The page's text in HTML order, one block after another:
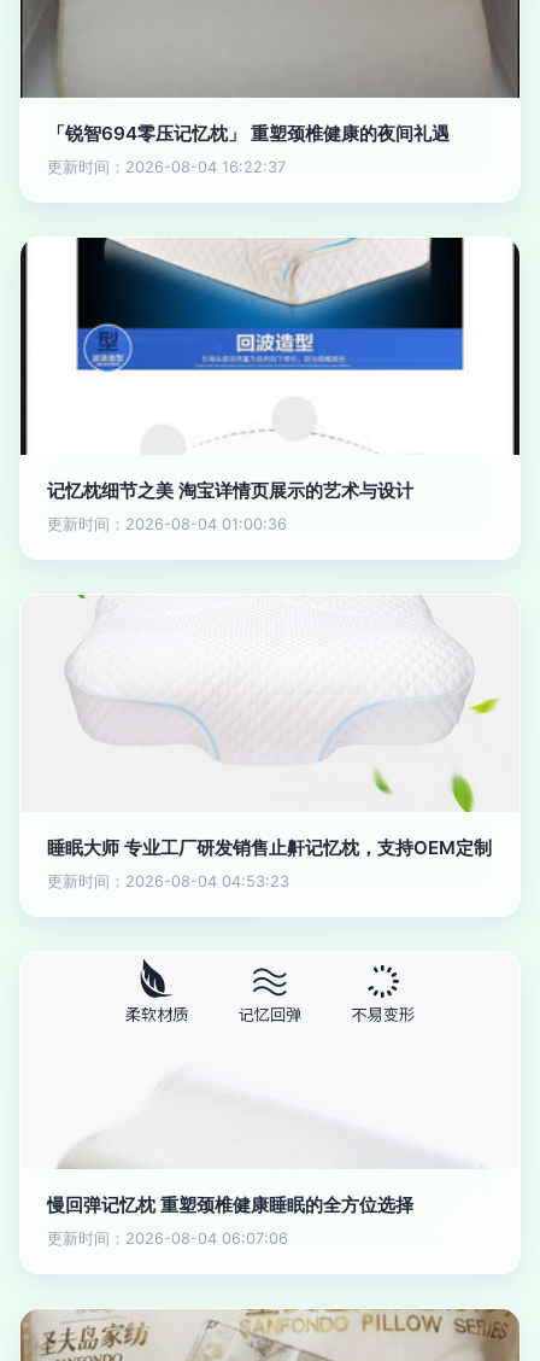
「锐智694零压记忆枕」 重塑颈椎健康的夜间礼遇
更新时间：2026-08-04 16:22:37
记忆枕细节之美 淘宝详情页展示的艺术与设计
更新时间：2026-08-04 01:00:36
睡眠大师 专业工厂研发销售止鼾记忆枕，支持OEM定制
更新时间：2026-08-04 04:53:23
慢回弹记忆枕 重塑颈椎健康睡眠的全方位选择
更新时间：2026-08-04 06:07:06